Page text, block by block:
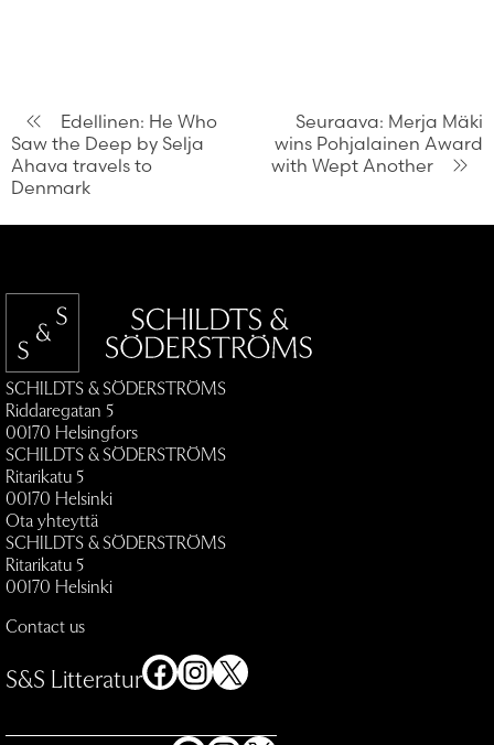
Artikkelien
selaus
Edellinen: He Who
Saw the Deep by Selja
Ahava travels to
Denmark
Seuraava: Merja Mäki
wins Pohjalainen Award
with Wept Another
SCHILDTS & SÖDERSTRÖMS
Riddaregatan 5
00170 Helsingfors
SCHILDTS & SÖDERSTRÖMS
Ritarikatu 5
00170 Helsinki
Ota yhteyttä
SCHILDTS & SÖDERSTRÖMS
Ritarikatu 5
00170 Helsinki
Contact us
S&S Litteratur Facebook
Instagram
X